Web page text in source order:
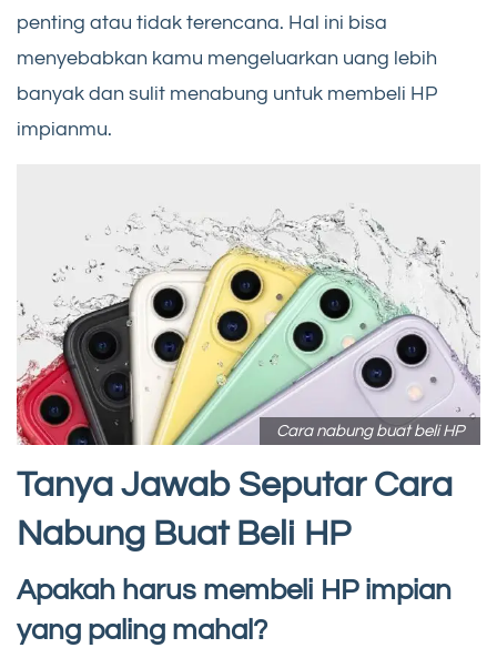
penting atau tidak terencana. Hal ini bisa
menyebabkan kamu mengeluarkan uang lebih
banyak dan sulit menabung untuk membeli HP
impianmu.
Cara nabung buat beli HP
Tanya Jawab Seputar Cara
Nabung Buat Beli HP
Apakah harus membeli HP impian
yang paling mahal?